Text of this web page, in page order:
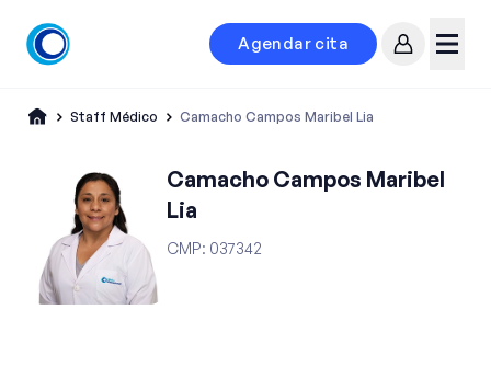
Agendar cita
Staff Médico Camacho Campos Maribel Lia
Camacho Campos Maribel
Lia
CMP: 037342